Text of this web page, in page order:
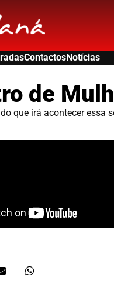
ContactosNotícias
de
que irá acontecer essa